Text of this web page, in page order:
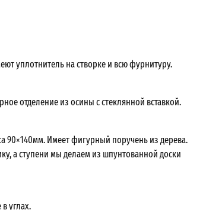
уплотнитель на створке и всю фурнитуру.
отделение из осины с стеклянной вставкой.
90×140мм. Имеет фигурный поручень из дерева.
а ступени мы делаем из шпунтованной доски
углах.